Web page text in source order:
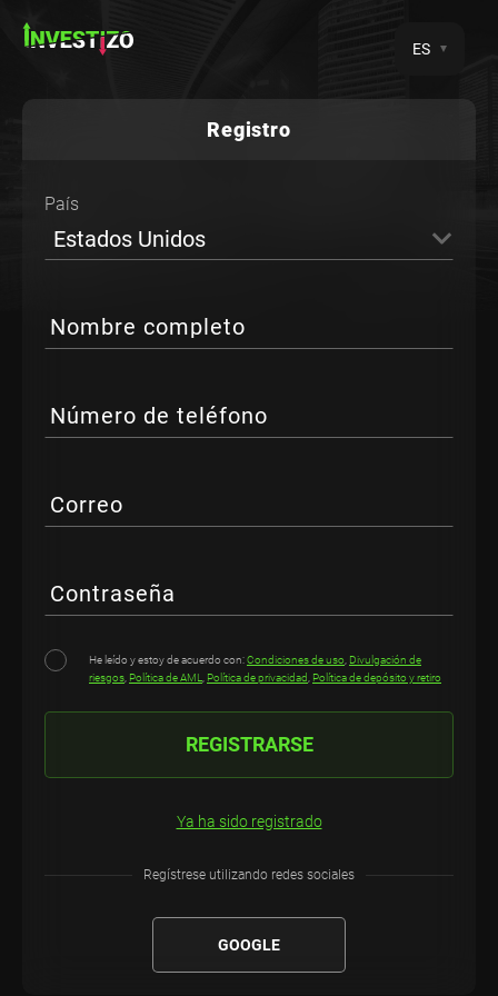
ES
Registro
País
Estados Unidos
Nombre completo
Número de teléfono
Correo
Contraseña
He leído y estoy de acuerdo con:Condiciones de uso Divulgación de
riesgos Política de AML Política de privacidad Política de depósito y retiro
REGISTRARSE
Ya ha sido registrado
Regístrese utilizando redes sociales
GOOGLE